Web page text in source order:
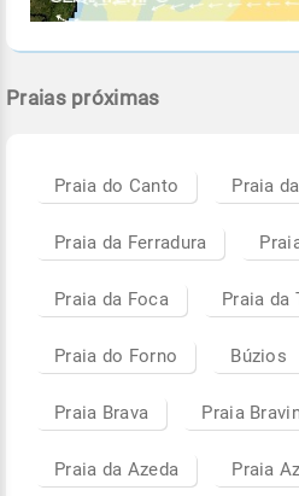
Praias próximas
Praia do Canto Praia
Praia da Ferradura
Praia da Foca Praia da
Praia do Forno Búzios
Praia Brava Praia
Praia da Azeda Praia